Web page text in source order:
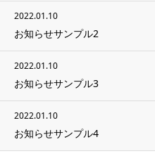
2022.01.10
お知らせサンプル2
2022.01.10
お知らせサンプル3
2022.01.10
お知らせサンプル4